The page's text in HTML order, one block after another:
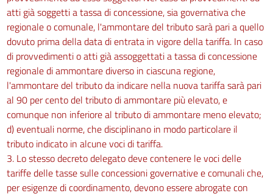
atti già soggetti a tassa di concessione, sia governativa che
regionale o comunale, l'ammontare del tributo sarà pari a quello
dovuto prima della data di entrata in vigore della tariffa. In caso
di provvedimenti o atti già assoggettati a tassa di concessione
regionale di ammontare diverso in ciascuna regione,
l'ammontare del tributo da indicare nella nuova tariffa sarà pari
al 90 per cento del tributo di ammontare più elevato, e
comunque non inferiore al tributo di ammontare meno elevato;
d) eventuali norme, che disciplinano in modo particolare il
tributo indicato in alcune voci di tariffa.
3. Lo stesso decreto delegato deve contenere le voci delle
tariffe delle tasse sulle concessioni governative e comunali che,
per esigenze di coordinamento, devono essere abrogate con